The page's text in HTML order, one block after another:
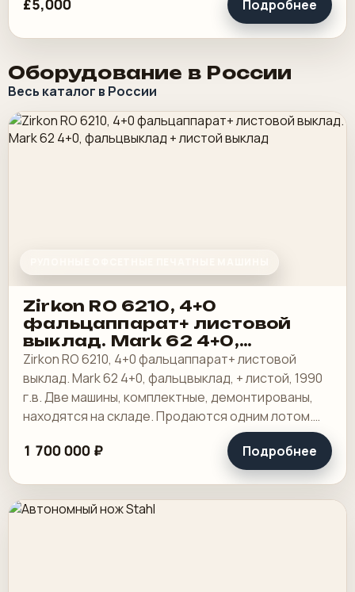
£5,000 Подробнее
Оборудование в России
Весь каталог в России
Zirkon RO 6210, 4+0
фальцаппарат+ листовой
выклад. Мark 62 4+0,
фальцвыклад + листой
выклад
Zirkon RO 6210, 4+0 фальцаппарат+ листовой
выклад. Мark 62 4+0, фальцвыклад, + листой, 1990
г.в. Две машины, комплектные, демонтированы,
находятся на складе. Продаются одним лотом.
1 700 000 ₽ Подробнее